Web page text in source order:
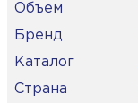
Объем
Бренд
Каталог
Страна